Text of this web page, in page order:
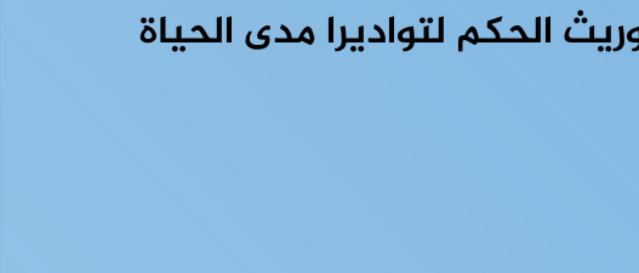
الحكم لتواديرا مدى الحياة